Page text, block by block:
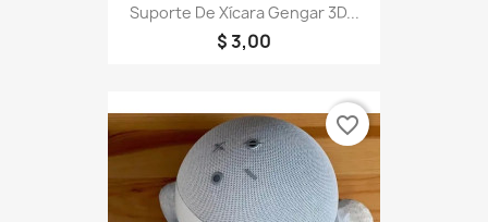
Suporte De Xícara Gengar 3D...
$ 3,00
favorite_border